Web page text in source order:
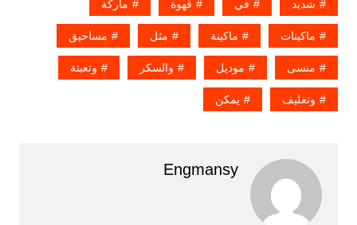
شديد في قهوة ماركة
ماكينات ماكينة مثل مساحيق
منسى موديل والسكر وتعبئة
وتغليف يمكن
Engmansy